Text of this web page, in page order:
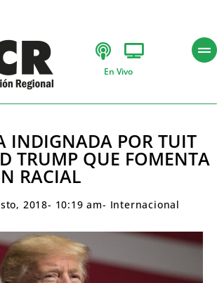
En Vivo
INDIGNADA POR TUIT
TRUMP QUE FOMENTA
RACIAL
2018- 10:19 am- Internacional